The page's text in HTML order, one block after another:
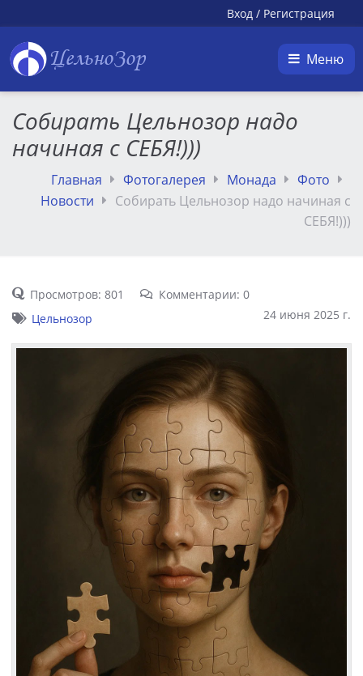
Вход / Регистрация
ЦельноЗор Меню
Собирать Цельнозор надо
начиная с СЕБЯ!)))
Главная Фотогалерея Монада
Фото
Новости
Собирать Цельнозор надо начиная с
СЕБЯ!)))
Просмотров: 801
Комментарии: 0
24 июня 2025 г.
Цельнозор